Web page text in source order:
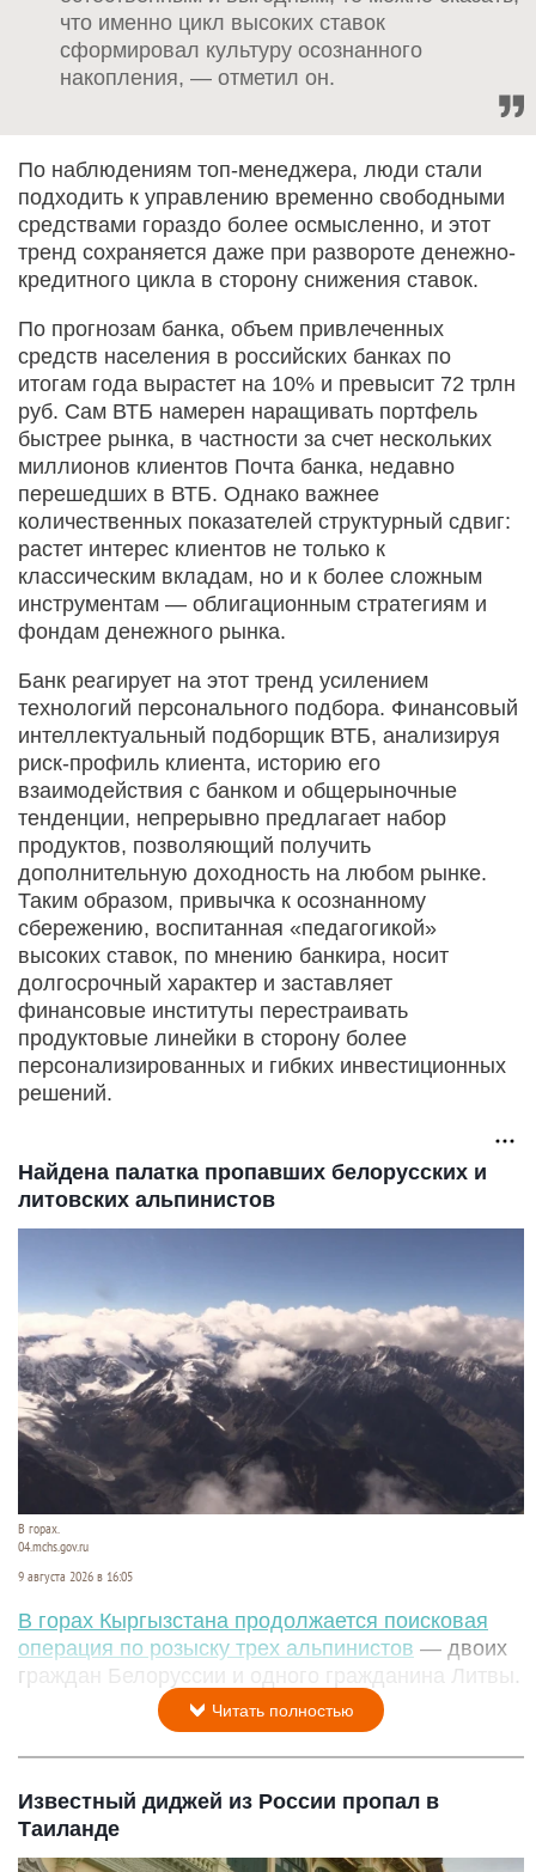
что именно цикл высоких ставок
сформировал культуру осознанного
накопления, — отметил он.
По наблюдениям топ-менеджера, люди стали
подходить к управлению временно свободными
средствами гораздо более осмысленно, и этот
тренд сохраняется даже при развороте денежно-
кредитного цикла в сторону снижения ставок.
По прогнозам банка, объем привлеченных
средств населения в российских банках по
итогам года вырастет на 10% и превысит 72 трлн
руб. Сам ВТБ намерен наращивать портфель
быстрее рынка, в частности за счет нескольких
миллионов клиентов Почта банка, недавно
перешедших в ВТБ. Однако важнее
количественных показателей структурный сдвиг:
растет интерес клиентов не только к
классическим вкладам, но и к более сложным
инструментам — облигационным стратегиям и
фондам денежного рынка.
Банк реагирует на этот тренд усилением
технологий персонального подбора. Финансовый
интеллектуальный подборщик ВТБ, анализируя
риск-профиль клиента, историю его
взаимодействия с банком и общерыночные
тенденции, непрерывно предлагает набор
продуктов, позволяющий получить
дополнительную доходность на любом рынке.
Таким образом, привычка к осознанному
сбережению, воспитанная «педагогикой»
высоких ставок, по мнению банкира, носит
долгосрочный характер и заставляет
финансовые институты перестраивать
продуктовые линейки в сторону более
персонализированных и гибких инвестиционных
решений.
Найдена палатка пропавших белорусских и
литовских альпинистов
В горах.
04.mchs.gov.ru
9 августа 2026 в 16:05
В горах Кыргызстана продолжается поисковая
операция по розыску трех альпинистов — двоих
граждан Белоруссии и одного гражданина Литвы.
Читать полностью
Известный диджей из России пропал в
Таиланде